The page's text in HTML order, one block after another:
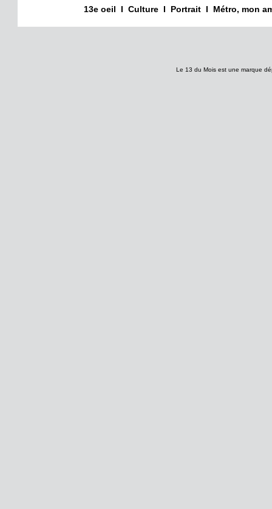
13e oeil
I Culture I Portrait I Métro, mon
Le 13 du Mois est une marque